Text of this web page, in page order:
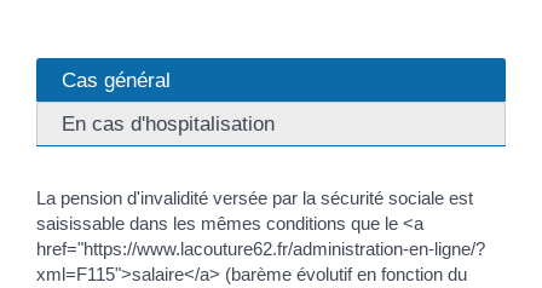
Cas général
En cas d'hospitalisation
La pension d'invalidité versée par la sécurité sociale est
saisissable dans les mêmes conditions que le <a
href="https://www.lacouture62.fr/administration-en-ligne/?
xml=F115">salaire</a> (barème évolutif en fonction du